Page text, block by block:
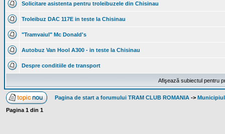
Solicitare asistenta pentru troleibuzele din Chisinau
Troleibuz DAC 117E in teste la Chisinau
"Tramvaiul" Mc Donald's
Autobuz Van Hool A300 - in teste la Chisinau
Despre conditiile de transport
Afişează subiectul pentru
Pagina de start a forumului TRAM CLUB ROMANIA -> Municipiul
Pagina 1 din 1